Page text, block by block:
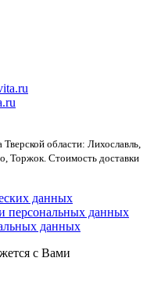
области: Лихославль,
Торжок. Стоимость доставки
данных
персональных данных
данных
с Вами